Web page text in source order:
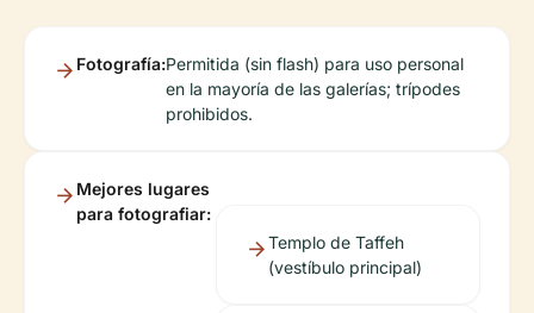
Fotografía:Permitida (sin flash) para uso personal
en la mayoría de las galerías; trípodes
prohibidos.
Mejores lugares
para fotografiar:
Templo de Taffeh
(vestíbulo principal)